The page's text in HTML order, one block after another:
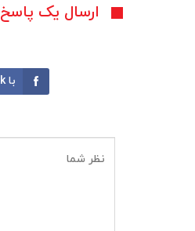
ارسال یک پاسخ
با Facebook وارد شوید